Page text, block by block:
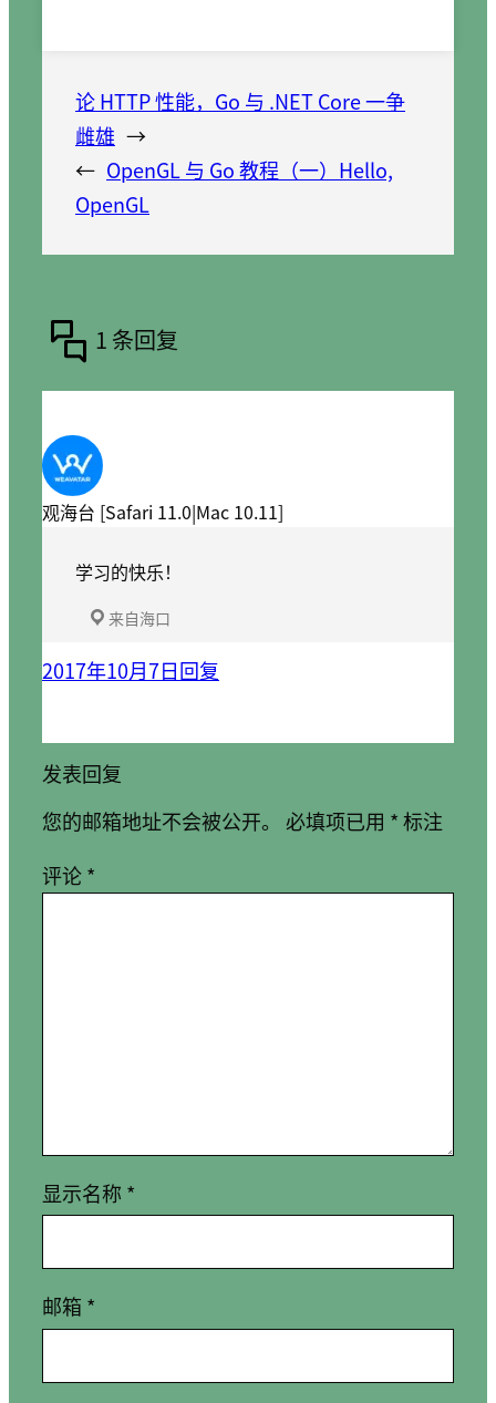
论 HTTP 性能，Go 与 .NET Core 一争
雌雄 →
← OpenGL 与 Go 教程（一）Hello,
OpenGL
1 条回复
观海台 [Safari 11.0|Mac 10.11]
学习的快乐！
来自海口
2017年10月7日回复
发表回复
您的邮箱地址不会被公开。
必填项已用 *标注
评论*
显示名称 *
邮箱 *